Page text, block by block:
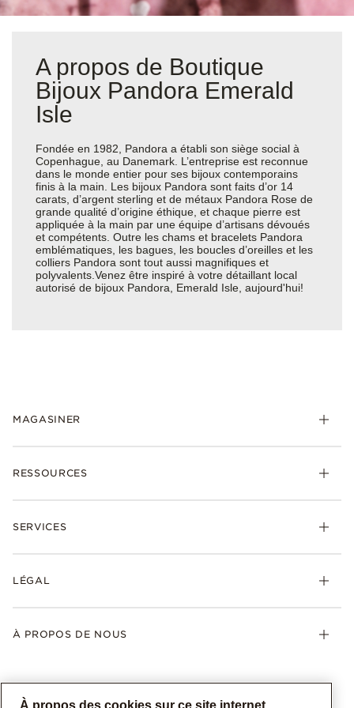
A propos de Boutique
Bijoux Pandora Emerald
Isle
Fondée en 1982, Pandora a établi son siège social à
Copenhague, au Danemark. L’entreprise est reconnue
dans le monde entier pour ses bijoux contemporains
finis à la main. Les bijoux Pandora sont faits d’or 14
carats, d’argent sterling et de métaux Pandora Rose de
grande qualité d’origine éthique, et chaque pierre est
appliquée à la main par une équipe d’artisans dévoués
et compétents. Outre les chams et bracelets Pandora
emblématiques, les bagues, les boucles d’oreilles et les
colliers Pandora sont tout aussi magnifiques et
polyvalents.Venez être inspiré à votre détaillant local
autorisé de bijoux Pandora, Emerald Isle, aujourd'hui!
MAGASINER
RESSOURCES
SERVICES
LÉGAL
À PROPOS DE NOUS
À propos des cookies sur ce site internet